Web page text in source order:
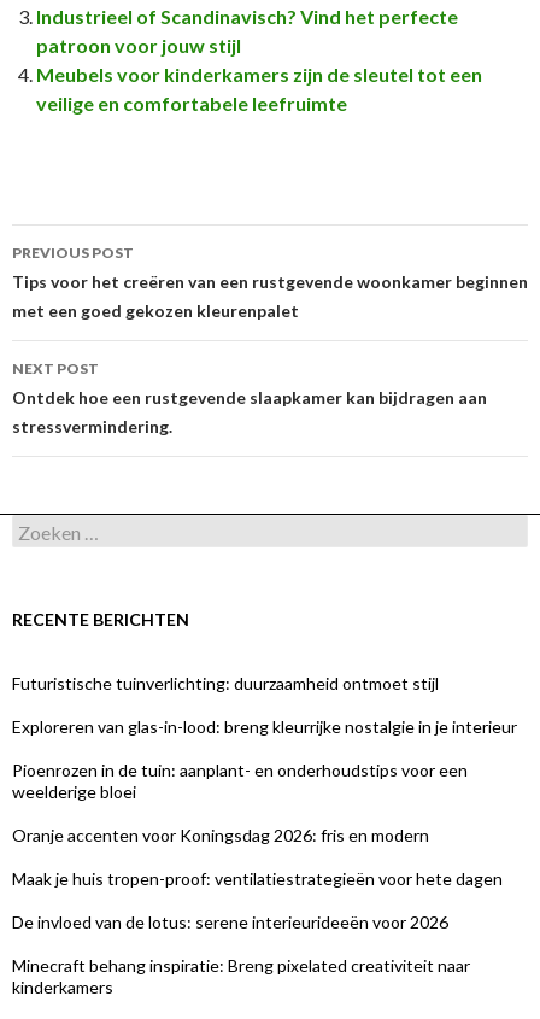
Industrieel of Scandinavisch? Vind het perfecte
patroon voor jouw stijl
Meubels voor kinderkamers zijn de sleutel tot een
veilige en comfortabele leefruimte
Post
navigation
PREVIOUS POST
Tips voor het creëren van een rustgevende woonkamer beginnen
met een goed gekozen kleurenpalet
NEXT POST
Ontdek hoe een rustgevende slaapkamer kan bijdragen aan
stressvermindering.
Zoeken
naar:
RECENTE BERICHTEN
Futuristische tuinverlichting: duurzaamheid ontmoet stijl
Exploreren van glas-in-lood: breng kleurrijke nostalgie in je interieur
Pioenrozen in de tuin: aanplant- en onderhoudstips voor een
weelderige bloei
Oranje accenten voor Koningsdag 2026: fris en modern
Maak je huis tropen-proof: ventilatiestrategieën voor hete dagen
De invloed van de lotus: serene interieurideeën voor 2026
Minecraft behang inspiratie: Breng pixelated creativiteit naar
kinderkamers